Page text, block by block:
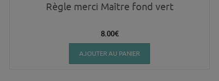
Règle merci Maître fond vert
8.00€
AJOUTER AU PANIER